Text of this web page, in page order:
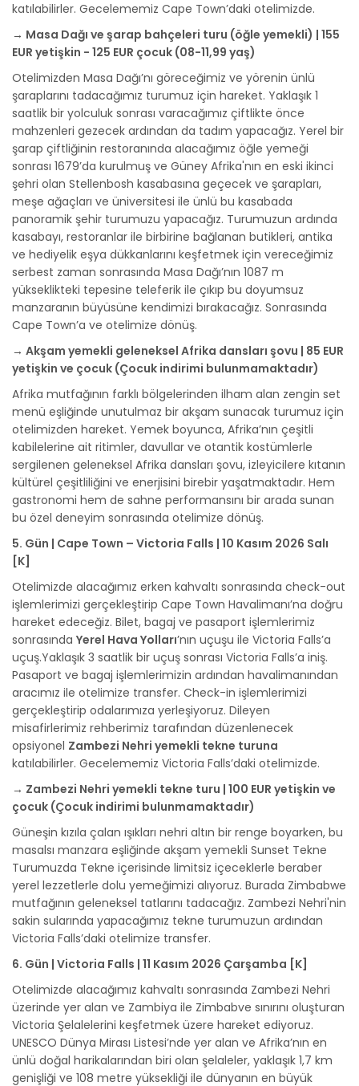
katılabilirler. Gecelememiz Cape Town’daki otelimizde.
→ Masa Dağı ve şarap bahçeleri turu (öğle yemekli) | 155
EUR yetişkin - 125 EUR çocuk (08-11,99 yaş)
Otelimizden Masa Dağı’nı göreceğimiz ve yörenin ünlü
şaraplarını tadacağımız turumuz için hareket. Yaklaşık 1
saatlik bir yolculuk sonrası varacağımız çiftlikte önce
mahzenleri gezecek ardından da tadım yapacağız. Yerel bir
şarap çiftliğinin restoranında alacağımız öğle yemeği
sonrası 1679’da kurulmuş ve Güney Afrika'nın en eski ikinci
şehri olan Stellenbosh kasabasına geçecek ve şarapları,
meşe ağaçları ve üniversitesi ile ünlü bu kasabada
panoramik şehir turumuzu yapacağız. Turumuzun ardında
kasabayı, restoranlar ile birbirine bağlanan butikleri, antika
ve hediyelik eşya dükkanlarını keşfetmek için vereceğimiz
serbest zaman sonrasında Masa Dağı’nın 1087 m
yükseklikteki tepesine teleferik ile çıkıp bu doyumsuz
manzaranın büyüsüne kendimizi bırakacağız. Sonrasında
Cape Town’a ve otelimize dönüş.
→ Akşam yemekli geleneksel Afrika dansları şovu | 85 EUR
yetişkin ve çocuk (Çocuk indirimi bulunmamaktadır)
Afrika mutfağının farklı bölgelerinden ilham alan zengin set
menü eşliğinde unutulmaz bir akşam sunacak turumuz için
otelimizden hareket. Yemek boyunca, Afrika’nın çeşitli
kabilelerine ait ritimler, davullar ve otantik kostümlerle
sergilenen geleneksel Afrika dansları şovu, izleyicilere kıtanın
kültürel çeşitliliğini ve enerjisini birebir yaşatmaktadır. Hem
gastronomi hem de sahne performansını bir arada sunan
bu özel deneyim sonrasında otelimize dönüş.
5. Gün | Cape Town – Victoria Falls | 10 Kasım 2026 Salı
[K]
Otelimizde alacağımız erken kahvaltı sonrasında check-out
işlemlerimizi gerçekleştirip Cape Town Havalimanı’na doğru
hareket edeceğiz. Bilet, bagaj ve pasaport işlemlerimiz
sonrasında Yerel Hava Yolları’nın uçuşu ile Victoria Falls’a
uçuş.Yaklaşık 3 saatlik bir uçuş sonrası Victoria Falls’a iniş.
Pasaport ve bagaj işlemlerimizin ardından havalimanından
aracımız ile otelimize transfer. Check-in işlemlerimizi
gerçekleştirip odalarımıza yerleşiyoruz. Dileyen
misafirlerimiz rehberimiz tarafından düzenlenecek
opsiyonel Zambezi Nehri yemekli tekne turuna
katılabilirler. Gecelememiz Victoria Falls’daki otelimizde.
→ Zambezi Nehri yemekli tekne turu | 100 EUR yetişkin ve
çocuk (Çocuk indirimi bulunmamaktadır)
Güneşin kızıla çalan ışıkları nehri altın bir renge boyarken, bu
masalsı manzara eşliğinde akşam yemekli Sunset Tekne
Turumuzda Tekne içerisinde limitsiz içeceklerle beraber
yerel lezzetlerle dolu yemeğimizi alıyoruz. Burada Zimbabwe
mutfağının geleneksel tatlarını tadacağız. Zambezi Nehri'nin
sakin sularında yapacağımız tekne turumuzun ardından
Victoria Falls’daki otelimize transfer.
6. Gün | Victoria Falls | 11 Kasım 2026 Çarşamba [K]
Otelimizde alacağımız kahvaltı sonrasında Zambezi Nehri
üzerinde yer alan ve Zambiya ile Zimbabve sınırını oluşturan
Victoria Şelalelerini keşfetmek üzere hareket ediyoruz.
UNESCO Dünya Mirası Listesi’nde yer alan ve Afrika’nın en
ünlü doğal harikalarından biri olan şelaleler, yaklaşık 1,7 km
genişliği ve 108 metre yüksekliği ile dünyanın en büyük